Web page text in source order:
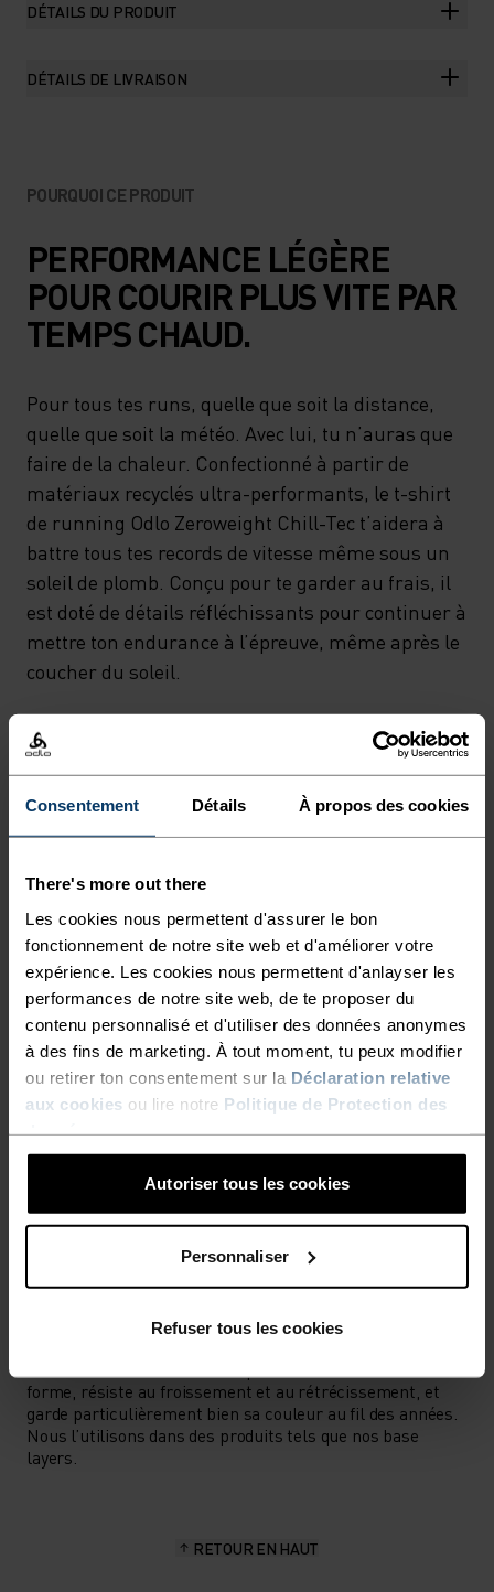
Consentement Détails À propos des cookies
There's more out there
Les cookies nous permettent d'assurer le bon
fonctionnement de notre site web et d'améliorer votre
expérience. Les cookies nous permettent d'anlayser les
performances de notre site web, de te proposer du
contenu personnalisé et d'utiliser des données anonymes
à des fins de marketing. À tout moment, tu peux modifier
ou retirer ton consentement sur la Déclaration relative
aux cookies ou lire notre Politique de Protection des
Autoriser tous les cookies
Personnaliser
Refuser tous les cookies
DÉTAILS DU PRODUIT
DÉTAILS DE LIVRAISON
POURQUOI CE PRODUIT
PERFORMANCE LÉGÈRE
POUR COURIR PLUS VITE PAR
TEMPS CHAUD.
Pour tous tes runs, quelle que soit la distance,
quelle que soit la météo. Avec lui, tu n’auras que
faire de la chaleur. Confectionné à partir de
matériaux recyclés ultra-performants, le t-shirt
de running Odlo Zeroweight Chill-Tec t’aidera à
battre tous tes records de vitesse même sous un
soleil de plomb. Conçu pour te garder au frais, il
est doté de détails réfléchissants pour continuer à
mettre ton endurance à l’épreuve, même après le
coucher du soleil.
RAPIDE COMME L'ÉCLAIR,
LÉGER COMME L'AIR
Vêtements de running techniques à séchage
rapide pour garder une longueur d'avance.
NIVEAU D'ACTIVITÉ
BAS MODÉRÉ ÉLEVÉ
TYPE D’ACTIVITÉ
ACTIVITÉS À HAUTE INTENSITÉ
Training - Running
forme, résiste au froissement et au rétrécissement, et
garde particulièrement bien sa couleur au fil des années.
Nous l’utilisons dans des produits tels que nos base
layers.
RETOUR EN HAUT